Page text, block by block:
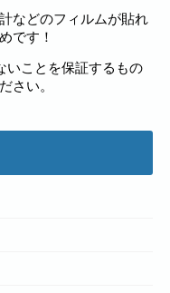
などのフィルムが貼れ
です！
いことを保証するもの
さい。